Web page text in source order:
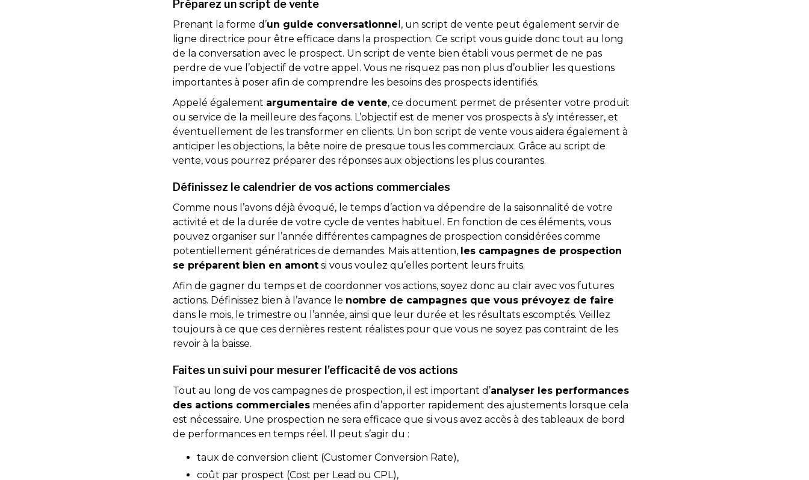
Préparez un script de vente
Prenant la forme d’un guide conversationne l, un script de vente peut également servir de
ligne directrice pour être efficace dans la prospection. Ce script vous guide donc tout au long
de la conversation avec le prospect. Un script de vente bien établi vous permet de ne pas
perdre de vue l’objectif de votre appel. Vous ne risquez pas non plus d’oublier les questions
importantes à poser afin de comprendre les besoins des prospects identifiés.
Appelé également argumentaire de vente, ce document permet de présenter votre produit
ou service de la meilleure des façons. L’objectif est de mener vos prospects à s’y intéresser, et
éventuellement de les transformer en clients. Un bon script de vente vous aidera également à
anticiper les objections, la bête noire de presque tous les commerciaux. Grâce au script de
vente, vous pourrez préparer des réponses aux objections les plus courantes.
Définissez le calendrier de vos actions commerciales
Comme nous l’avons déjà évoqué, le temps d’action va dépendre de la saisonnalité de votre
activité et de la durée de votre cycle de ventes habituel. En fonction de ces éléments, vous
pouvez organiser sur l’année différentes campagnes de prospection considérées comme
potentiellement génératrices de demandes. Mais attention, les campagnes de prospection
se préparent bien en amont si vous voulez qu’elles portent leurs fruits.
Afin de gagner du temps et de coordonner vos actions, soyez donc au clair avec vos futures
actions. Définissez bien à l’avance le nombre de campagnes que vous prévoyez de faire
dans le mois, le trimestre ou l’année, ainsi que leur durée et les résultats escomptés. Veillez
toujours à ce que ces dernières restent réalistes pour que vous ne soyez pas contraint de les
revoir à la baisse.
Faites un suivi pour mesurer l’efficacité de vos actions
Tout au long de vos campagnes de prospection, il est important d’analyser les performances
des actions commerciales menées afin d’apporter rapidement des ajustements lorsque cela
est nécessaire. Une prospection ne sera efficace que si vous avez accès à des tableaux de bord
de performances en temps réel. Il peut s’agir du :
taux de conversion client (Customer Conversion Rate),
coût par prospect (Cost per Lead ou CPL),